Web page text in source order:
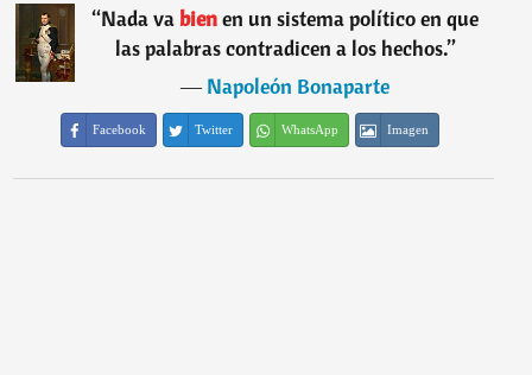
“Nada vabienen un sistema político en que
las palabras contradicen a los hechos.”
―Napoleón Bonaparte
Facebook Twitter WhatsApp Imagen